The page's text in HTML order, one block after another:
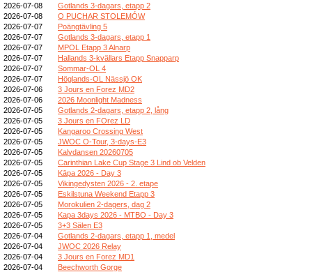
2026-07-08
Gotlands 3-dagars, etapp 2
2026-07-08
O PUCHAR STOLEMÓW
2026-07-07
Poängtävling 5
2026-07-07
Gotlands 3-dagars, etapp 1
2026-07-07
MPOL Etapp 3 Alnarp
2026-07-07
Hallands 3-kvällars Etapp Snapparp
2026-07-07
Sommar-OL 4
2026-07-07
Höglands-OL Nässjö OK
2026-07-06
3 Jours en Forez MD2
2026-07-06
2026 Moonlight Madness
2026-07-05
Gotlands 2-dagars, etapp 2, lång
2026-07-05
3 Jours en FOrez LD
2026-07-05
Kangaroo Crossing West
2026-07-05
JWOC O-Tour, 3-days-E3
2026-07-05
Kalvdansen 20260705
2026-07-05
Carinthian Lake Cup Stage 3 Lind ob Velden
2026-07-05
Kāpa 2026 - Day 3
2026-07-05
Vikingedysten 2026 - 2. etape
2026-07-05
Eskilstuna Weekend Etapp 3
2026-07-05
Morokulien 2-dagers, dag 2
2026-07-05
Kapa 3days 2026 - MTBO - Day 3
2026-07-05
3+3 Sälen E3
2026-07-04
Gotlands 2-dagars, etapp 1, medel
2026-07-04
JWOC 2026 Relay
2026-07-04
3 Jours en Forez MD1
2026-07-04
Beechworth Gorge